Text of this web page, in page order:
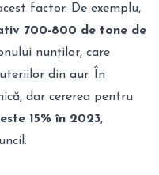
factor. De exemplu,
700-800 de tone de
nunților, care
din aur. În
dar cererea pentru
15% în 2023,